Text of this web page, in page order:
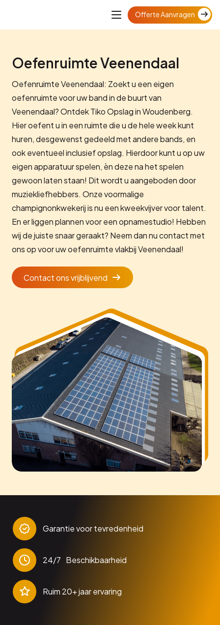
Offerte Aanvragen
Oefenruimte Veenendaal
Oefenruimte Veenendaal: Zoekt u een eigen
oefenruimte voor uw band in de buurt van
Veenendaal? Ontdek Tiko Opslag in Woudenberg.
Hier oefent u in een ruimte die u de hele week kunt
huren, desgewenst gedeeld met andere bands, en
ook eventueel inclusief opslag. Hierdoor kunt u op uw
eigen apparatuur spelen, èn deze na het spelen
gewoon laten staan! Dit wordt u aangeboden door
muziekliefhebbers. Onze voormalige
champignonkwekerij is nu een kweekvijver voor talent.
En er liggen plannen voor een opnamestudio! Hebben
wij de juiste snaar geraakt? Neem dan nu contact met
ons op voor uw oefenruimte vlakbij Veenendaal!
Contact ons vrijblijvend
Garantie voor tevredenheid
24/7 Beschikbaarheid
Ruim 20+ jaar ervaring